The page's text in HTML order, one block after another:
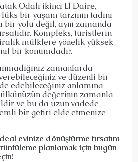
Odalı ikinci El Daire,
bir yaşam tarzının tadını
bir yolu değil, aynı zamanda
Kompleks, turistlerin
mülklere yönelik yüksek
bir konumdadır.
zamanlarda
ve düzenli bir
edebileceğiniz anlamına
değerinin zamanla
ve bu da uzun vadede
bir getiri elde etmenize
evinize dönüştürme fırsatını
planlamak için bugün